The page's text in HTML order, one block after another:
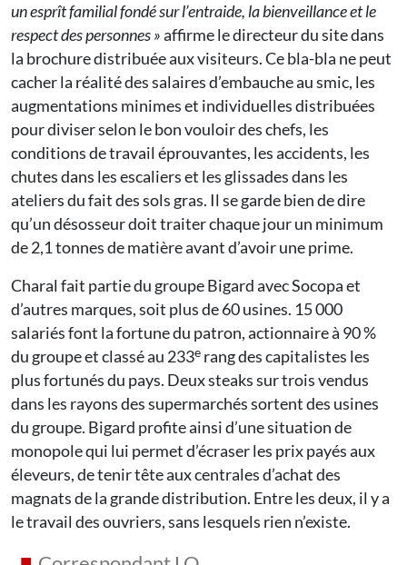
un esprît familial fondé sur l’entraide, la bienveillance et le
respect des personnes »affirme le directeur du site dans
la brochure distribuée aux visiteurs. Ce bla-bla ne peut
cacher la réalité des salaires d’embauche au smic, les
augmentations minimes et individuelles distribuées
pour diviser selon le bon vouloir des chefs, les
conditions de travail éprouvantes, les accidents, les
chutes dans les escaliers et les glissades dans les
ateliers du fait des sols gras. Il se garde bien de dire
qu’un désosseur doit traiter chaque jour un minimum
de 2,1 tonnes de matière avant d’avoir une prime.
Charal fait partie du groupe Bigard avec Socopa et
d’autres marques, soit plus de 60 usines. 15 000
salariés font la fortune du patron, actionnaire à 90 %
du groupe et classé au 233e rang des capitalistes les
plus fortunés du pays. Deux steaks sur trois vendus
dans les rayons des supermarchés sortent des usines
du groupe. Bigard profite ainsi d’une situation de
monopole qui lui permet d’écraser les prix payés aux
éleveurs, de tenir tête aux centrales d’achat des
magnats de la grande distribution. Entre les deux, il y a
le travail des ouvriers, sans lesquels rien n’existe.